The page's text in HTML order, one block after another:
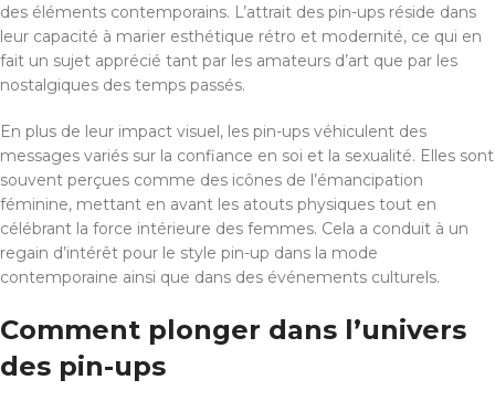
des éléments contemporains. L’attrait des pin-ups réside dans
leur capacité à marier esthétique rétro et modernité, ce qui en
fait un sujet apprécié tant par les amateurs d’art que par les
nostalgiques des temps passés.
En plus de leur impact visuel, les pin-ups véhiculent des
messages variés sur la confiance en soi et la sexualité. Elles sont
souvent perçues comme des icônes de l’émancipation
féminine, mettant en avant les atouts physiques tout en
célébrant la force intérieure des femmes. Cela a conduit à un
regain d’intérêt pour le style pin-up dans la mode
contemporaine ainsi que dans des événements culturels.
Comment plonger dans l’univers
des pin-ups